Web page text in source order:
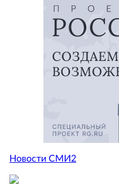
Новости СМИ2